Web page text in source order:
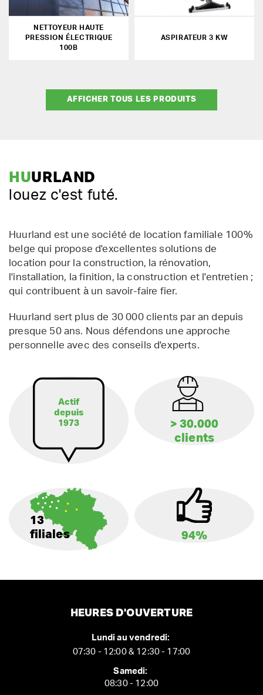
NETTOYEUR HAUTE
PRESSION ÉLECTRIQUE
100B
ASPIRATEUR 3 KW
AFFICHER TOUS LES PRODUITS
HUURLAND
louez c'est futé.
Huurland est une société de location familiale 100%
belge qui propose d'excellentes solutions de
location pour la construction, la rénovation,
l'installation, la finition, la construction et l'entretien ;
qui contribuent à un savoir-faire fier.
Huurland sert plus de 30 000 clients par an depuis
presque 50 ans. Nous défendons une approche
personnelle avec des conseils d'experts.
Actif
depuis
1973
> 30.000
clients
13
filiales
94%
HEURES D'OUVERTURE
Lundi au vendredi:
07:30 - 12:00 & 12:30 - 17:00
Samedi:
08:30 - 12:00